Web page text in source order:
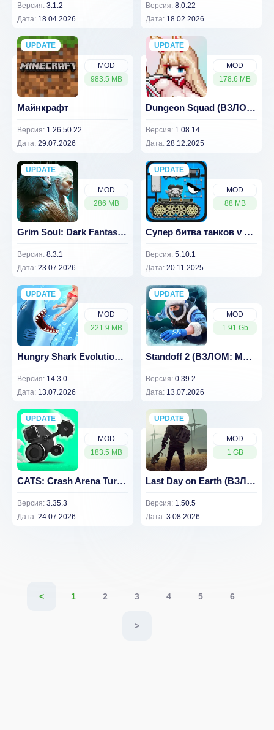
Версия: 3.1.2
Дата: 18.04.2026
Версия: 8.0.22
Дата: 18.02.2026
MOD
983.5 MB
UPDATE
NEW
Майнкрафт
Версия: 1.26.50.22
Дата: 29.07.2026
MOD
178.6 MB
UPDATE
NEW
Dungeon Squad (ВЗЛОМ, Платный контент)
Версия: 1.08.14
Дата: 28.12.2025
MOD
286 MB
UPDATE
NEW
Grim Soul: Dark Fantasy Survival [ВЗЛОМ: Меню] v 8.3.1
Версия: 8.3.1
Дата: 23.07.2026
MOD
88 MB
UPDATE
NEW
Супер битва танков v 5.10.1 [ВЗЛОМ: много денег]
Версия: 5.10.1
Дата: 20.11.2025
MOD
221.9 MB
UPDATE
NEW
Hungry Shark Evolution v 14.3.0 [ВЗЛОМ: Много денег]
Версия: 14.3.0
Дата: 13.07.2026
MOD
1.91 Gb
UPDATE
NEW
Standoff 2 (ВЗЛОМ: Много денег) 0.39.2
Версия: 0.39.2
Дата: 13.07.2026
MOD
183.5 MB
UPDATE
NEW
CATS: Crash Arena Turbo Stars [Мод меню]
Версия: 3.35.3
Дата: 24.07.2026
MOD
1 GB
UPDATE
NEW
Last Day on Earth (ВЗЛОМ Бесплатный крафт/меню)
Версия: 1.50.5
Дата: 3.08.2026
< 1 2 3 4 5 6
>